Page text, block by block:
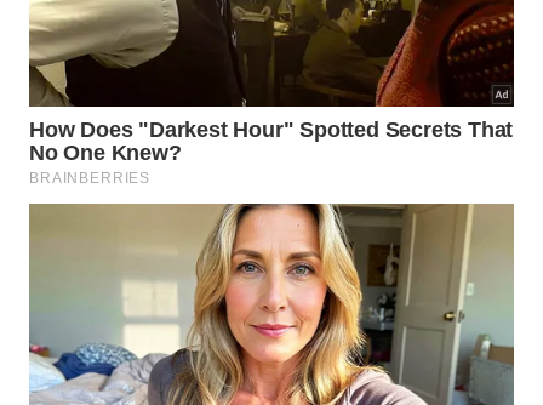
Como a água de arroz se tornou o